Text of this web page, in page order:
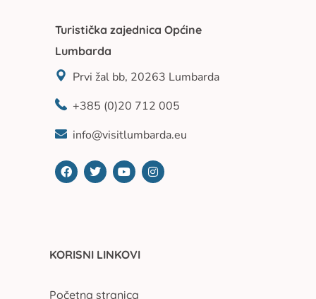
Turistička zajednica Općine
Lumbarda
Prvi žal bb, 20263 Lumbarda
+385 (0)20 712 005
info@visitlumbarda.eu
KORISNI LINKOVI
Početna stranica